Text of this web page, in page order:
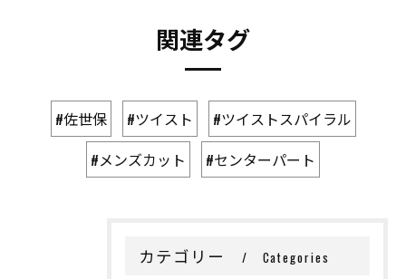
関連タグ
#佐世保 #ツイスト
#ツイストスパイラル
#メンズカット
#センターパート
カテゴリー Categories